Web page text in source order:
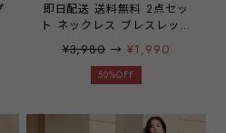
即日配送 送料無料 2点セッ
ト ネックレス ブレスレット
金属アレルギー対応 サージ
カルステンレス ゴールド チ
ョーカー チェーン メンズラ
し ジュエリー emile0408
¥3,980→¥1,990
50%OFF